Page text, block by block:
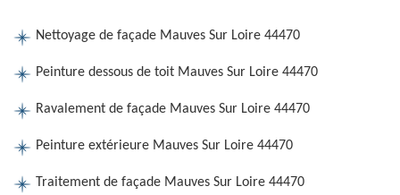
Nettoyage de façade Mauves Sur Loire 44470
Peinture dessous de toit Mauves Sur Loire 44470
Ravalement de façade Mauves Sur Loire 44470
Peinture extérieure Mauves Sur Loire 44470
Traitement de façade Mauves Sur Loire 44470